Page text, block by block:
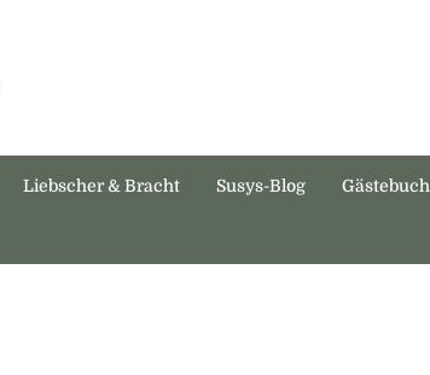
Liebscher & Bracht Susys-Blog Gästebuch